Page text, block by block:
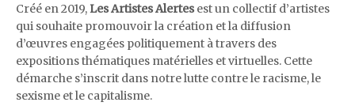
Créé en 2019,Les Artistes Alertes est un collectif d’artistes
qui souhaite promouvoir la création et la diffusion
d’œuvres engagées politiquement à travers des
expositions thématiques matérielles et virtuelles. Cette
démarche s’inscrit dans notre lutte contre le racisme, le
sexisme et le capitalisme.